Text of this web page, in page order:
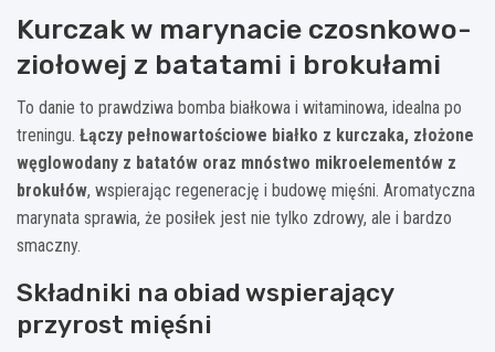
Kurczak w marynacie czosnkowo-
ziołowej z batatami i brokułami
To danie to prawdziwa bomba białkowa i witaminowa, idealna po
treningu. Łączy pełnowartościowe białko z kurczaka, złożone
węglowodany z batatów oraz mnóstwo mikroelementów z
brokułów, wspierając regenerację i budowę mięśni. Aromatyczna
marynata sprawia, że posiłek jest nie tylko zdrowy, ale i bardzo
smaczny.
Składniki na obiad wspierający
przyrost mięśni